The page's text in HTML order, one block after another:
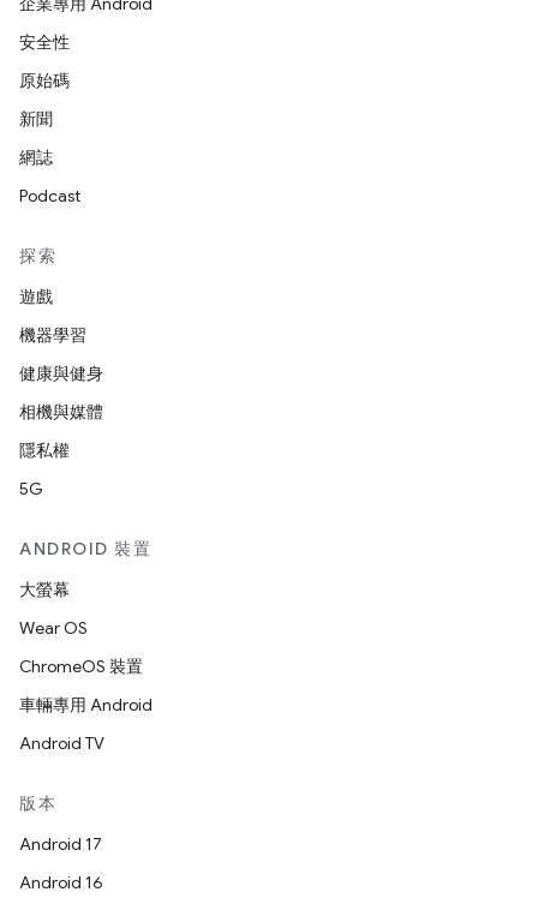
安全性
原始碼
新聞
網誌
Podcast
探索
遊戲
機器學習
健康與健身
相機與媒體
隱私權
5G
ANDROID 裝置
大螢幕
Wear OS
ChromeOS 裝置
車輛專用 Android
Android TV
版本
Android 17
Android 16